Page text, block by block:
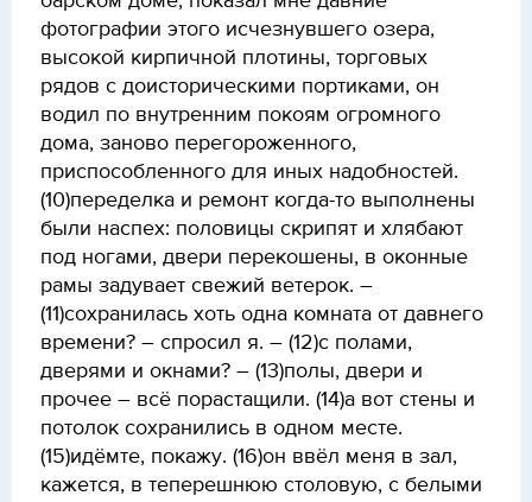
фотографии этого исчезнувшего озера,
высокой кирпичной плотины, торговых
рядов с доисторическими портиками, он
водил по внутренним покоям огромного
дома, заново перегороженного,
приспособленного для иных надобностей.
(10)переделка и ремонт когда-то выполнены
были наспех: половицы скрипят и хлябают
под ногами, двери перекошены, в оконные
рамы задувает свежий ветерок. –
(11)сохранилась хоть одна комната от давнего
времени? – спросил я. – (12)с полами,
дверями и окнами? – (13)полы, двери и
прочее – всё порастащили. (14)а вот стены и
потолок сохранились в одном месте.
(15)идёмте, покажу. (16)он ввёл меня в зал,
кажется, в теперешнюю столовую, с белыми